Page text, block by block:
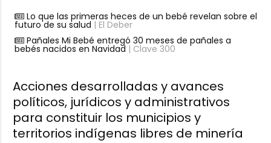
Lo que las primeras heces de un bebé revelan sobre el
futuro de su salud | El Deber
Pañales Mi Bebé entregó 30 meses de pañales a
bebés nacidos en Navidad | Clave 300
Acciones desarrolladas y avances
políticos, jurídicos y administrativos
para constituir los municipios y
territorios indígenas libres de minería